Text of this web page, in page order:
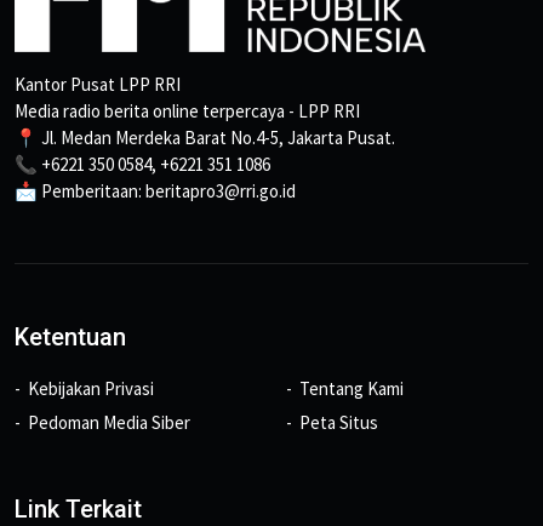
Kantor Pusat LPP RRI
Media radio berita online terpercaya - LPP RRI
📍 Jl. Medan Merdeka Barat No.4-5, Jakarta Pusat.
📞 +6221 350 0584, +6221 351 1086
📩 Pemberitaan: beritapro3@rri.go.id
Ketentuan
Kebijakan Privasi
Pedoman Media Siber
Tentang Kami
Peta Situs
Link Terkait